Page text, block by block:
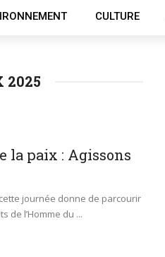
CULTURE
2025
la paix : Agissons
journée donne de parcourir
de l’Homme du ...